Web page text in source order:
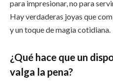
para impresionar, no para
Hay verdaderas joyas que
y un toque de magia cotidiana.
¿Qué hace que un
valga la pena?